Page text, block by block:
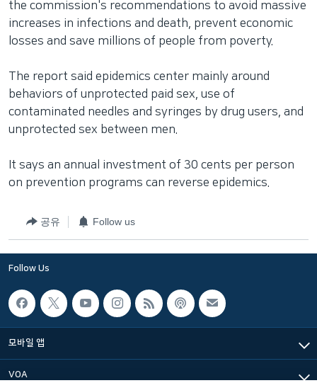
the commission's recommendations to avoid massive
increases in infections and death, prevent economic
losses and save millions of people from poverty.
The report said epidemics center mainly around
behaviors of unprotected paid sex, use of
contaminated needles and syringes by drug users, and
unprotected sex between men.
It says an annual investment of 30 cents per person
on prevention programs can reverse epidemics.
공유 Follow us
Follow Us
모바일 앱
VOA